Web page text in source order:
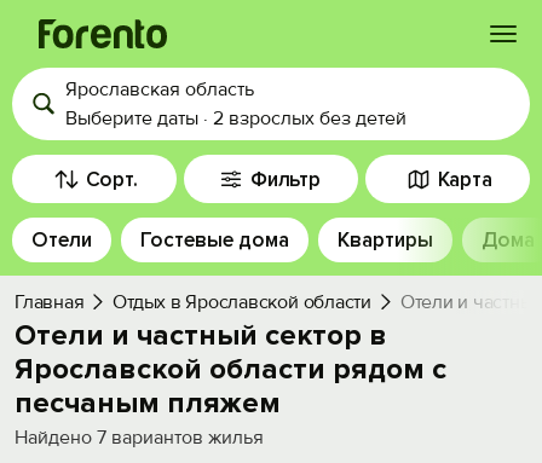
Войти
Избранное
История просмотра
Добавить свой объект
Ярославская область
Выберите даты · 2 взрослых без детей
Сорт. Фильтр Карта
Отели Гостевые дома Квартиры Дома
Главная Отдых в Ярославской области Отели и
Отели и частный сектор в
Ярославской области рядом c
песчаным пляжем
Найдено 7 вариантов жилья